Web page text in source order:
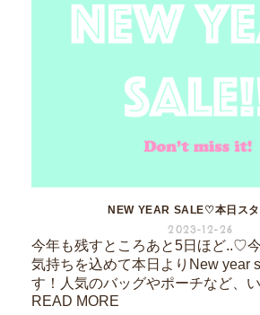
NEW YEAR SALE♡本日スタ
2023-12-26
今年も残すところあと5日ほど..♡
気持ちを込めて本日よりNew year
す！人気のバッグやポーチなど、
READ MORE